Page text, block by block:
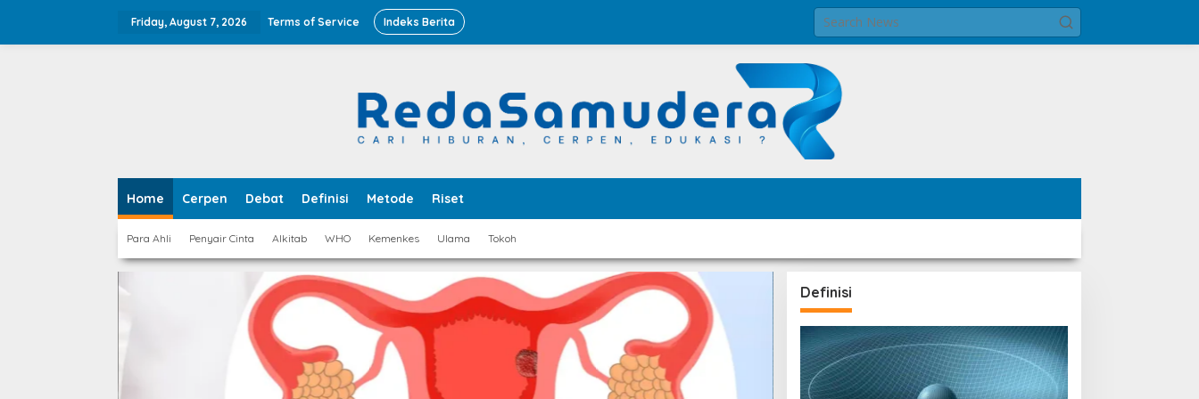
Friday, August 7, 2026 Terms of Service Indeks Berita
Home Cerpen Debat Definisi Metode Riset
Para Ahli Penyair Cinta Alkitab WHO Kemenkes Ulama Tokoh
Definisi